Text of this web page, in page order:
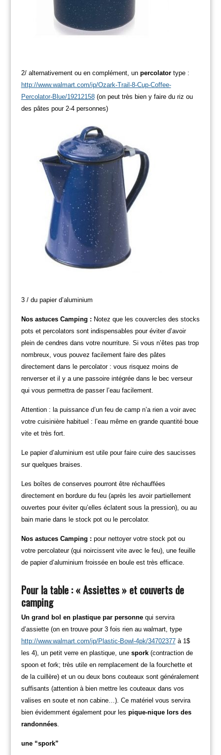
2/ alternativement ou en complément, un percolatortype :
http://www.walmart.com/ip/Ozark-Trail-8-Cup-Coffee-
Percolator-Blue/19212158 (on peut très bien y faire du riz ou
des pâtes pour 2-4 personnes)
3 / du papier d’aluminium
Nos astuces Camping : Notez que les couvercles des stocks
pots et percolators sont indispensables pour éviter d’avoir
plein de cendres dans votre nourriture. Si vous n’êtes pas trop
nombreux, vous pouvez facilement faire des pâtes
directement dans le percolator : vous risquez moins de
renverser et il y a une passoire intégrée dans le bec verseur
qui vous permettra de passer l’eau facilement.
Attention : la puissance d’un feu de camp n’a rien a voir avec
votre cuisinière habituel : l’eau même en grande quantité boue
vite et très fort.
Le papier d’aluminium est utile pour faire cuire des saucisses
sur quelques braises.
Les boîtes de conserves pourront être réchauffées
directement en bordure du feu (après les avoir partiellement
ouvertes pour éviter qu’elles éclatent sous la pression), ou au
bain marie dans le stock pot ou le percolator.
Nos astuces Camping : pour nettoyer votre stock pot ou
votre percolateur (qui noircissent vite avec le feu), une feuille
de papier d’aluminium froissée en boule est très efficace.
Pour la table : « Assiettes » et couverts de
camping
Un grand bol en plastique par personnequi servira
d’assiette (on en trouve pour 3 fois rien au walmart, type
http://www.walmart.com/ip/Plastic-Bowl-4pk/34702377à 1$
les 4), un petit verre en plastique, une spork(contraction de
spoon et fork; très utile en remplacement de la fourchette et
de la cuillère) et un ou deux bons couteaux sont généralement
suffisants (attention à bien mettre les couteaux dans vos
valises en soute et non cabine…). Ce matériel vous servira
bien évidemment également pour les pique-nique lors des
randonnées.
une “spork”